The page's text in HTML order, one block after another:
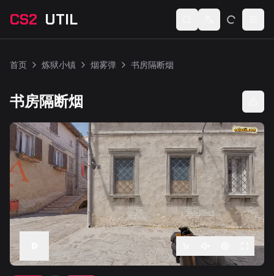
CS2 UTIL Switch language
首页 炼狱小镇 烟雾弹 书房隔断烟
书房隔断烟